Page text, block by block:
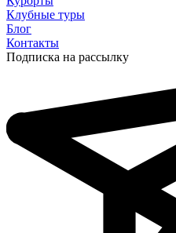
Клубные туры
Блог
Контакты
Подписка на рассылку